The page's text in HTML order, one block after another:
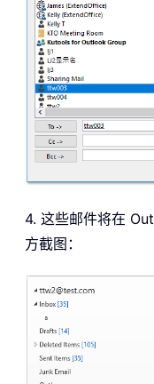
4. 这些邮件将在
方截图：